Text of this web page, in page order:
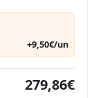
+9,50€/un
279,86€